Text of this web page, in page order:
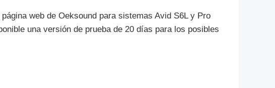
web de Oeksound para sistemas Avid S6L y Pro
una versión de prueba de 20 días para los posibles